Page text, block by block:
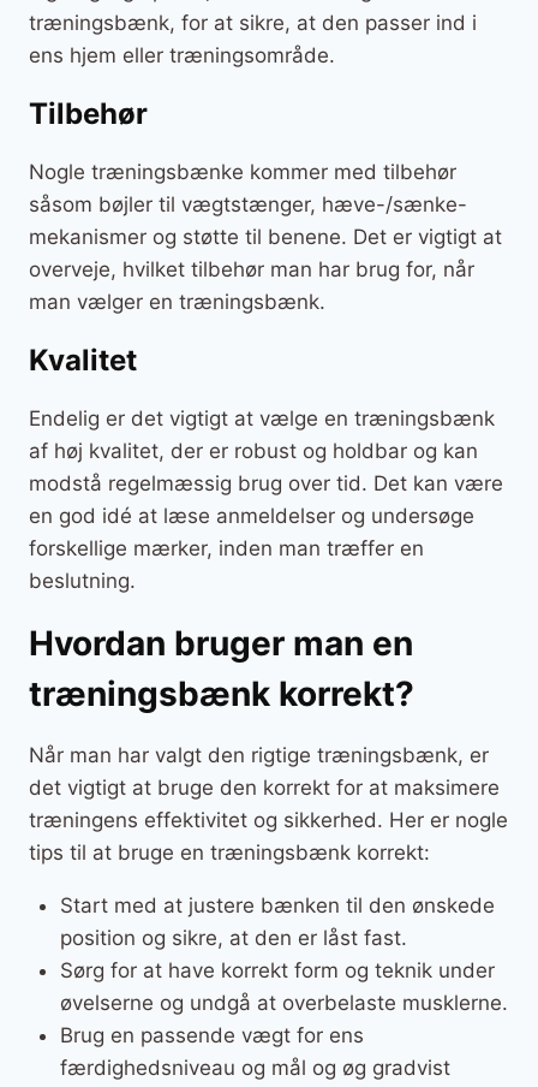
træningsbænk, for at sikre, at den passer ind i
ens hjem eller træningsområde.
Tilbehør
Nogle træningsbænke kommer med tilbehør
såsom bøjler til vægtstænger, hæve-/sænke-
mekanismer og støtte til benene. Det er vigtigt at
overveje, hvilket tilbehør man har brug for, når
man vælger en træningsbænk.
Kvalitet
Endelig er det vigtigt at vælge en træningsbænk
af høj kvalitet, der er robust og holdbar og kan
modstå regelmæssig brug over tid. Det kan være
en god idé at læse anmeldelser og undersøge
forskellige mærker, inden man træffer en
beslutning.
Hvordan bruger man en
træningsbænk korrekt?
Når man har valgt den rigtige træningsbænk, er
det vigtigt at bruge den korrekt for at maksimere
træningens effektivitet og sikkerhed. Her er nogle
tips til at bruge en træningsbænk korrekt:
Start med at justere bænken til den ønskede
position og sikre, at den er låst fast.
Sørg for at have korrekt form og teknik under
øvelserne og undgå at overbelaste musklerne.
Brug en passende vægt for ens
færdighedsniveau og mål og øg gradvist